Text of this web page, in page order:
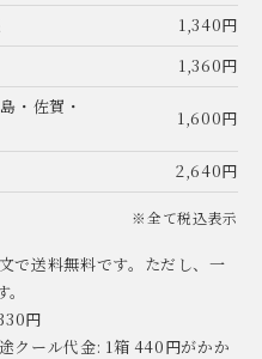
1,340円
1,360円
・佐賀・
1,600円
2,640円
※全て税込表示
で送料無料です。ただし、一
円
クール代金: 1箱 440円がかか